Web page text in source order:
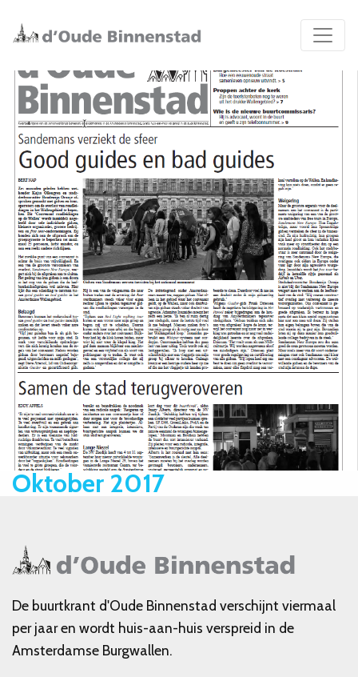
Oktober 2017
De buurtkrant d'Oude Binnenstad verschijnt viermaal
per jaar en wordt huis-aan-huis verspreid in de
Amsterdamse Burgwallen.